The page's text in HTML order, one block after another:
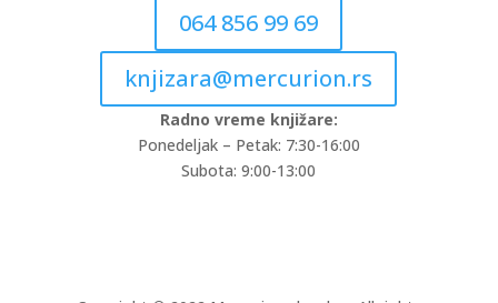
064 856 99 69
knjizara@mercurion.rs
Radno vreme knjižare:
Ponedeljak – Petak: 7:30-16:00
Subota: 9:00-13:00